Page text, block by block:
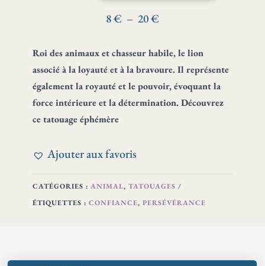
PERSÉVÉRANCE
8€ – 20€Plage
prix :
8 €
à
20 €
Roi des animaux et chasseur habile, le lion
associé à la loyauté et à la bravoure. Il représente
également la royauté et le pouvoir, évoquant la
force intérieure et la détermination. Découvrez
ce tatouage éphémère
Ajouter aux favoris
CATÉGORIES : ANIMAL, TATOUAGES
ÉTIQUETTES : CONFIANCE, PERSÉVÉRANCE